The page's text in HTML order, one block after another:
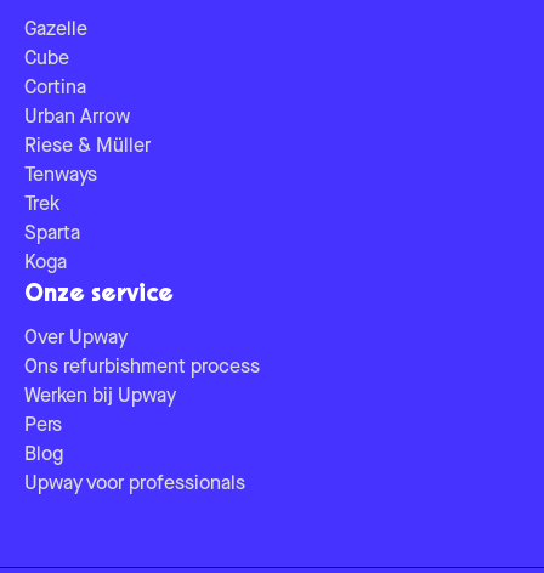
Gazelle
Cube
Cortina
Urban Arrow
Riese & Müller
Tenways
Trek
Sparta
Koga
Onze service
Over Upway
Ons refurbishment process
Werken bij Upway
Pers
Blog
Upway voor professionals